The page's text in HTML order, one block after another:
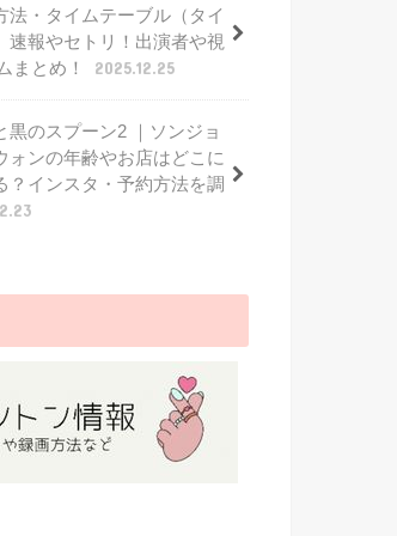
法・タイムテーブル（タイ
速報やセトリ！出演者や視
まとめ！
2025.12.25
黒のスプーン2 ｜ソンジョ
ォンの年齢やお店はどこに
？インスタ・予約方法を調